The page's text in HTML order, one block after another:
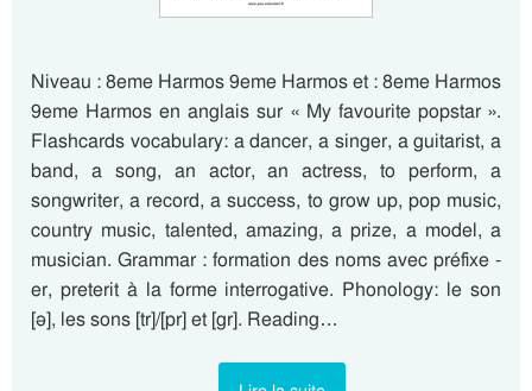
Niveau : 8eme Harmos 9eme Harmos et : 8eme Harmos
9eme Harmos en anglais sur « My favourite popstar ».
Flashcards vocabulary: a dancer, a singer, a guitarist, a
band, a song, an actor, an actress, to perform, a
songwriter, a record, a success, to grow up, pop music,
country music, talented, amazing, a prize, a model, a
musician. Grammar : formation des noms avec préfixe -
er, preterit à la forme interrogative. Phonology: le son
[ə], les sons [tr]/[pr] et [gr]. Reading…